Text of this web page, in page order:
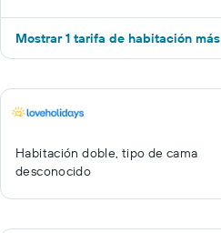
Mostrar 1 tarifa de habitación más
Habitación doble, tipo de cama
desconocido